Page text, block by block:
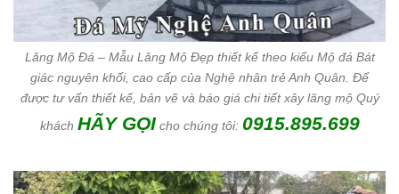
Lăng Mộ Đá – Mẫu Lăng Mộ Đẹp thiết kế theo kiểu Mộ đá Bát
giác nguyên khối, cao cấp của Nghệ nhân trẻ Anh Quân. Để
được tư vấn thiết kế, bản vẽ và báo giá chi tiết xây lăng mộ Quý
khách HÃY GỌIcho chúng tôi: 0915.895.699